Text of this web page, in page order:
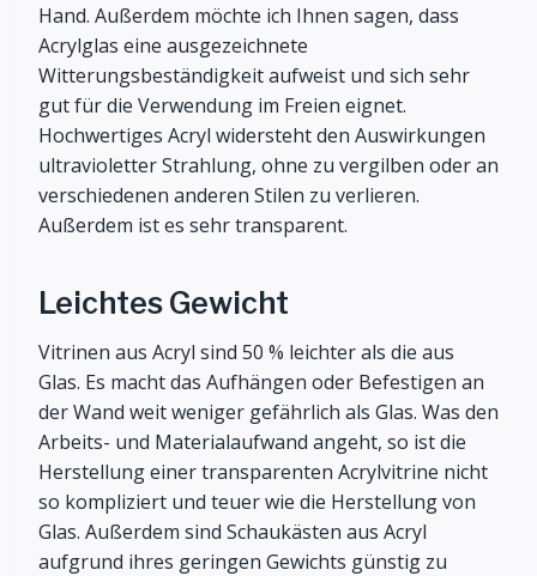
Hand. Außerdem möchte ich Ihnen sagen, dass
Acrylglas eine ausgezeichnete
Witterungsbeständigkeit aufweist und sich sehr
gut für die Verwendung im Freien eignet.
Hochwertiges Acryl widersteht den Auswirkungen
ultravioletter Strahlung, ohne zu vergilben oder an
verschiedenen anderen Stilen zu verlieren.
Außerdem ist es sehr transparent.
Leichtes Gewicht
Vitrinen aus Acryl sind 50 % leichter als die aus
Glas. Es macht das Aufhängen oder Befestigen an
der Wand weit weniger gefährlich als Glas. Was den
Arbeits- und Materialaufwand angeht, so ist die
Herstellung einer transparenten Acrylvitrine nicht
so kompliziert und teuer wie die Herstellung von
Glas. Außerdem sind Schaukästen aus Acryl
aufgrund ihres geringen Gewichts günstig zu